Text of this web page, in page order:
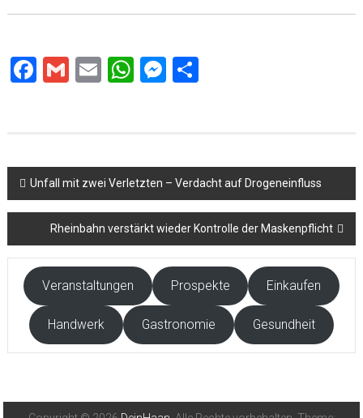
Facebook
Gmail
EmailWhatsApp
Messenger
Teilen
Beitragsnavigation
Unfall mit zwei Verletzten – Verdacht auf Drogeneinfluss
Rheinbahn verstärkt wieder Kontrolle der Maskenpflicht
Veranstaltungen Prospekte Einkaufen
Handwerk Gastronomie Gesundheit